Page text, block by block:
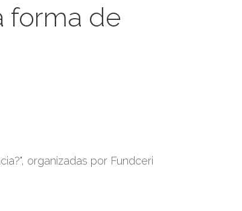
forma de
organizadas por Fundceri